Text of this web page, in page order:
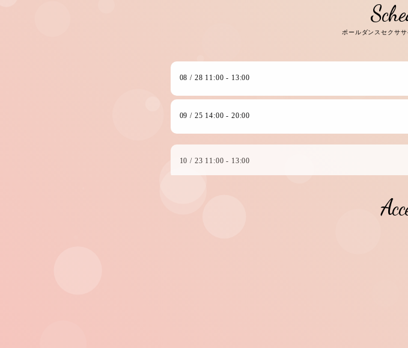
ポールダンスセクサ
08 / 28 11:00 - 13:00
09 / 25 14:00 - 20:00